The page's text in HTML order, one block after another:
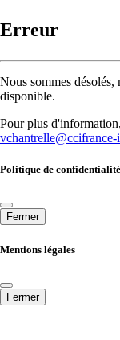
Erreur
Nous sommes désolés,
disponible.
Pour plus
Politique de confidentialité
Fermer
Mentions légales
Fermer